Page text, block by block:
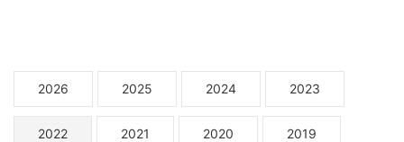
2026 2025 2024 2023
2022 2021 2020 2019